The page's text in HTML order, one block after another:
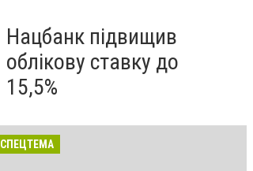
Нацбанк підвищив
облікову ставку до
15,5%
СПЕЦТЕМА